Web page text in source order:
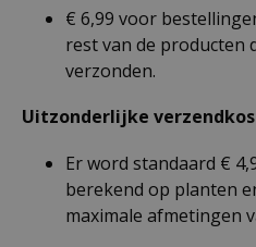
€ 6,99 voor
rest van de producten
verzonden.
Uitzonderlijke
Er word standaard €
berekend op planten
maximale afmetingen